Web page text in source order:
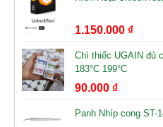
1.150.000 ₫
Chì thiếc UGAIN đủ
183°C 199°C
90.000 ₫
Panh Nhíp cong ST-